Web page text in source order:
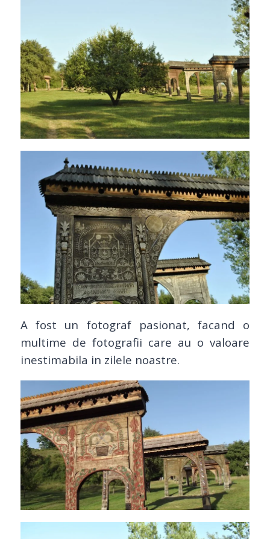
A fost un fotograf pasionat, facand o
multime de fotografii care au o valoare
inestimabila in zilele noastre.